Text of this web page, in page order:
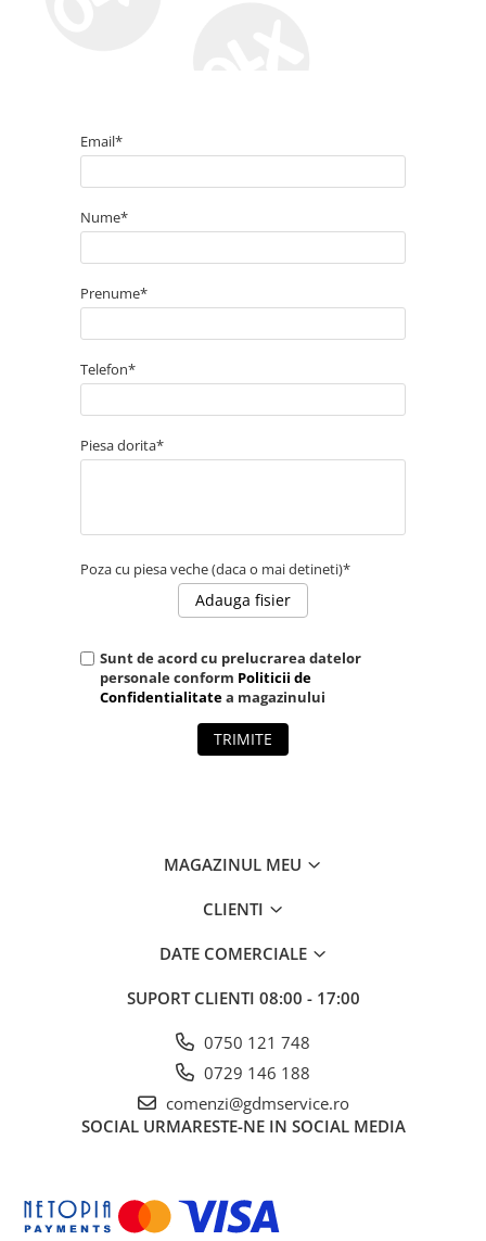
Piese atomizoare
Piese generatoare
Piese motocoase 2T
Piese motocoase 4T
Piese motocositoare
Piese motopompa
Acumulator
Email*
Nume*
Prenume*
Telefon*
Piesa dorita*
Poza cu piesa veche (daca o mai detineti)*
Adauga fisier
Sunt de acord cu prelucrarea datelor
personale conform Politicii de
Confidentialitatea magazinului
TRIMITE
MAGAZINUL MEU
CLIENTI
DATE COMERCIALE
SUPORT CLIENTI 08:00 - 17:00
0750 121 748
0729 146 188
comenzi@gdmservice.ro
SOCIAL URMARESTE-NE IN SOCIAL MEDIA